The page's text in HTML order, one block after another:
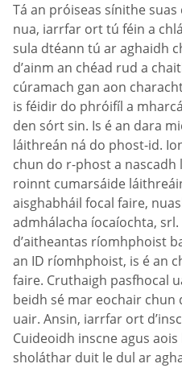
Tá an próiseas sínithe
nua, iarrfar ort tú féin a
sula dtéann tú ar aghaidh
d’ainm an chéad rud a
cúramach gan aon
is féidir do phróifíl a
den sórt sin. Is é an dara
láithreán ná do phost-id.
chun do r-phost a
roinnt cumarsáide
aisghabháil focal faire,
admhálacha íocaíochta,
d’aitheantas ríomhphoist
an ID ríomhphoist, is é an
faire. Cruthaigh pasfhocal
beidh sé mar eochair
uair. Ansin, iarrfar ort
Cuideoidh inscne agus
sholáthar duit le dul ar